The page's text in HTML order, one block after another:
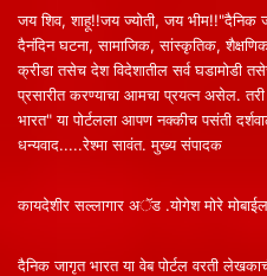
जय शिव, शाहू!!जय ज्योती, जय भीम!!"दैनिक
दैनंदिन घटना, सामाजिक, सांस्कृतिक,
क्रीडा तसेच देश विदेशातील सर्व घडामोडी तसेच
प्रसारीत करण्याचा आमचा प्रयत्न असेल.
भारत" या पोर्टलला आपण नक्कीच पसंती
धन्यवाद.....रेश्मा सावंत. मुख्य संपादक
कायदेशीर सल्लागार अॅड .योगेश मोरे
दैनिक जागृत भारत या वेब पोर्टल वरती